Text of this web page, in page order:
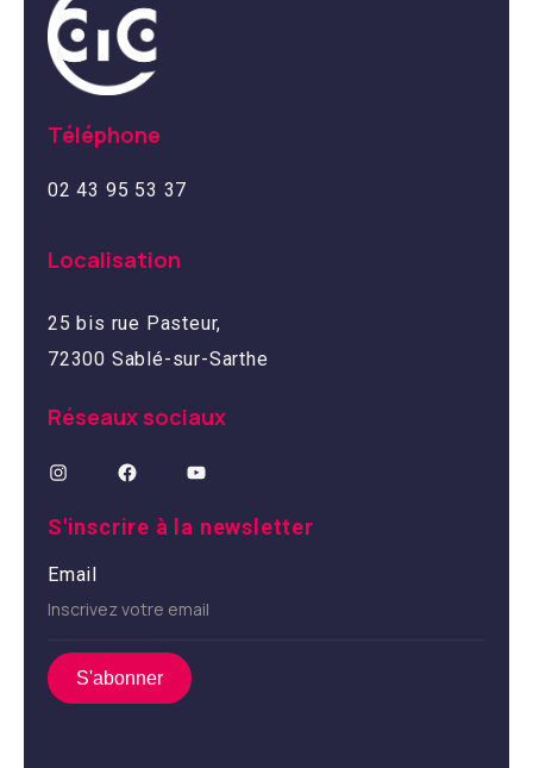
Téléphone
02 43 95 53 37
Localisation
25 bis rue Pasteur,
72300 Sablé-sur-Sarthe
Réseaux sociaux
S'inscrire à la newsletter
Email